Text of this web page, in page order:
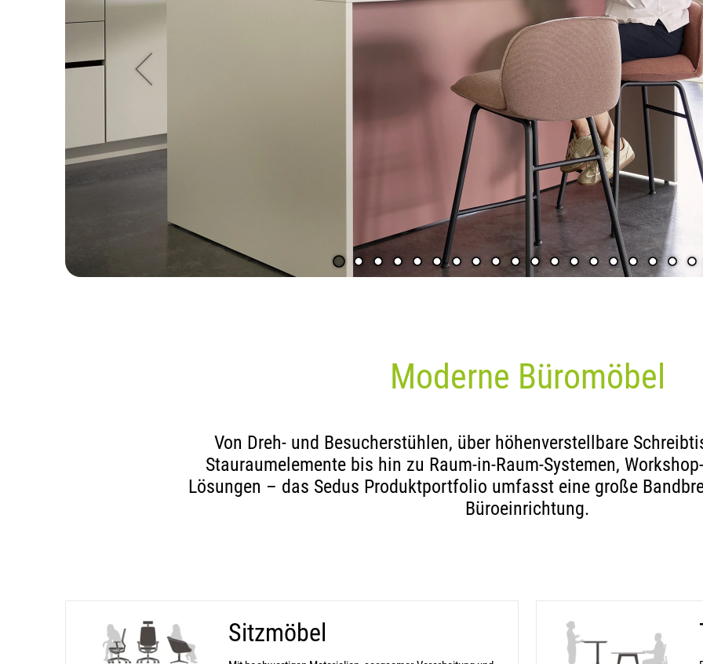
Moderne Büromöbel
Von Dreh- und Besucherstühlen, über höhenverstellbare
Stauraumelemente bis hin zu Raum-in-Raum-Systemen,
Lösungen – das Sedus Produktportfolio umfasst eine große
Büroeinrichtung.
(öffnet in neuem Tab)
Sitzmöbel